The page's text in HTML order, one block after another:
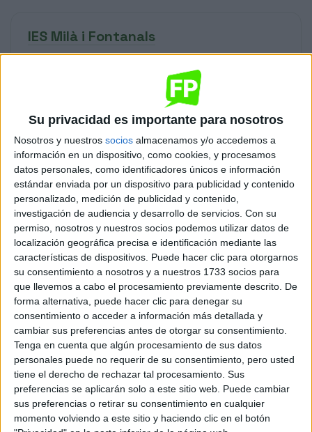
Su privacidad es importante para nosotros
Nosotros y nuestros socios almacenamos y/o accedemos a
información en un dispositivo, como cookies, y procesamos
datos personales, como identificadores únicos e información
estándar enviada por un dispositivo para publicidad y contenido
personalizado, medición de publicidad y contenido,
investigación de audiencia y desarrollo de servicios. Con su
permiso, nosotros y nuestros socios podemos utilizar datos de
localización geográfica precisa e identificación mediante las
características de dispositivos. Puede hacer clic para otorgarnos
su consentimiento a nosotros y a nuestros 1733 socios para
que llevemos a cabo el procesamiento previamente descrito. De
forma alternativa, puede hacer clic para denegar su
consentimiento o acceder a información más detallada y
cambiar sus preferencias antes de otorgar su consentimiento.
Tenga en cuenta que algún procesamiento de sus datos
personales puede no requerir de su consentimiento, pero usted
tiene el derecho de rechazar tal procesamiento. Sus
preferencias se aplicarán solo a este sitio web. Puede cambiar
sus preferencias o retirar su consentimiento en cualquier
momento volviendo a este sitio y haciendo clic en el botón
IES Milà i Fontanals
Sede
av. Emili Vallès, 4
8700 Igualada, Barcelona
+
-
| OSM Mapnik
Explora más
¿No es exactamente lo que buscas? Estas son las
alternativas más relevantes.